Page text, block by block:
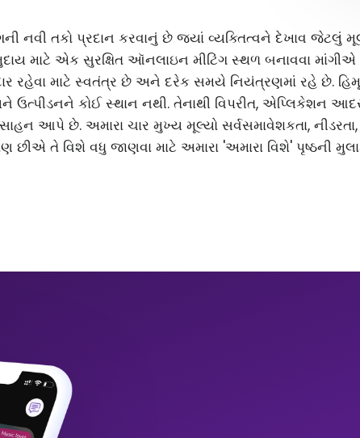
નવી તકો પ્રદાન કરવાનું છે જ્યાં વ્યક્તિત્વને દેખાવ
માટે એક સુરક્ષિત ઑનલાઇન મીટિંગ સ્થળ બનાવવા માંગીએ
રહેવા માટે સ્વતંત્ર છે અને દરેક સમયે નિયંત્રણમાં રહે છે.
ઉત્પીડનને કોઈ સ્થાન નથી. તેનાથી વિપરીત, એપ્લિકેશન
આપે છે. અમારા ચાર મુખ્ય મૂલ્યો સર્વસમાવેશકતા,
છીએ તે વિશે વધુ જાણવા માટે અમારા 'અમારા વિશે' પૃષ્ઠની